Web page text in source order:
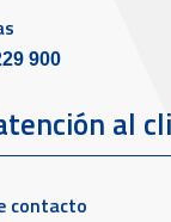
900
al
contacto